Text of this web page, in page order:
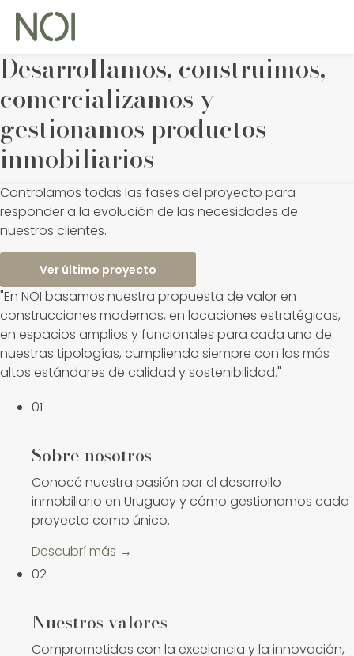
Desarrollamos, construimos,
comercializamos y
gestionamos productos
inmobiliarios
Controlamos todas las fases del proyecto para
responder a la evolución de las necesidades de
nuestros clientes.
Ver último proyecto
En NOI basamos nuestra propuesta de valor en
construcciones modernas, en locaciones estratégicas,
en espacios amplios y funcionales para cada una de
nuestras tipologías, cumpliendo siempre con los más
altos estándares de calidad y sostenibilidad.
01
Sobre nosotros
Conocé nuestra pasión por el desarrollo
inmobiliario en Uruguay y cómo gestionamos cada
proyecto como único.
Descubrí más →
02
Nuestros valores
Comprometidos con la excelencia y la innovación,